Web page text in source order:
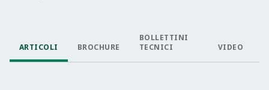
ARTICOLI BROCHURE
BOLLETTINI
TECNICI
VIDEO